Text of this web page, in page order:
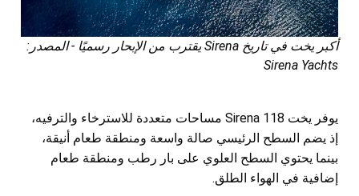
أكبر يخت في تاريخ Sirena يقترب من الإبحار رسميًا - المصدر:
Sirena Yachts
يوفر يخت Sirena 118 مساحات متعددة للاسترخاء والترفيه،
إذ يضم السطح الرئيسي صالة واسعة ومنطقة طعام أنيقة،
بينما يحتوي السطح العلوي على بار رطب ومنطقة طعام
إضافية في الهواء الطلق.